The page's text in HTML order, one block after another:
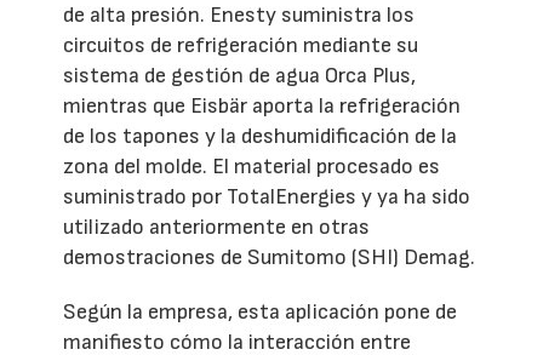
de alta presión. Enesty suministra los
circuitos de refrigeración mediante su
sistema de gestión de agua Orca Plus,
mientras que Eisbär aporta la refrigeración
de los tapones y la deshumidificación de la
zona del molde. El material procesado es
suministrado por TotalEnergies y ya ha sido
utilizado anteriormente en otras
demostraciones de Sumitomo (SHI) Demag.
Según la empresa, esta aplicación pone de
manifiesto cómo la interacción entre